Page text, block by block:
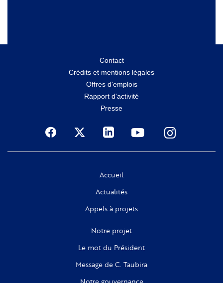
Contact
Crédits et mentions légales
Offres d'emplois
Rapport d'activité
Presse
Social
Accueil
Actualités
Appels à projets
Notre projet
Le mot du Président
Message de C. Taubira